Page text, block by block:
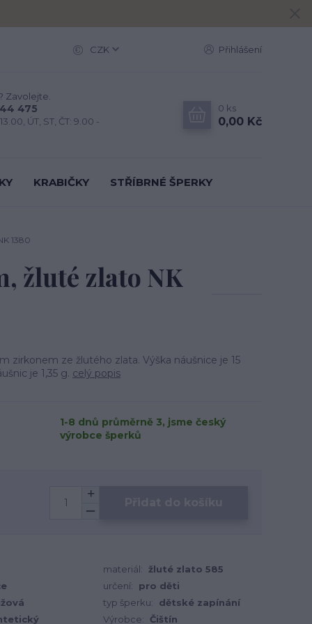
CZK Přihlášení
Zavolejte.
475
ÚT, ST, ČT: 9.00 -
0 ks
0,00 Kč
KRABIČKY STŘÍBRNÉ ŠPERKY
1380
žluté zlato NK
zirkonem ze žlutého zlata. Výška náušnice je 15
je 1,35 g. celý popis
1-8 dnů průměrně 3, jsme český
výrobce šperků
materiál:
žluté zlato 585
určení:
pro děti
typ šperku:
dětské zapínání
Výrobce: Čištín